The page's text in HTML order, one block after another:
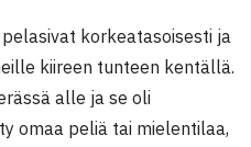
korkeatasoisesti ja
kiireen tunteen kentällä.
alle ja se oli
omaa peliä tai mielentilaa,